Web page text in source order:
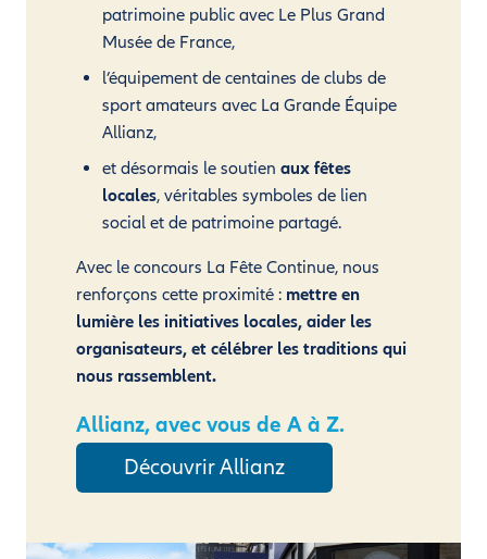
patrimoine public avec Le Plus Grand
Musée de France,
l’équipement de centaines de clubs de
sport amateurs avec La Grande Équipe
Allianz,
et désormais le soutien aux fêtes
locales, véritables symboles de lien
social et de patrimoine partagé.
Avec le concours La Fête Continue, nous
renforçons cette proximité : mettre en
lumière les initiatives locales, aider les
organisateurs, et célébrer les traditions qui
nous rassemblent.
Allianz, avec vous de A à Z.
Découvrir Allianz